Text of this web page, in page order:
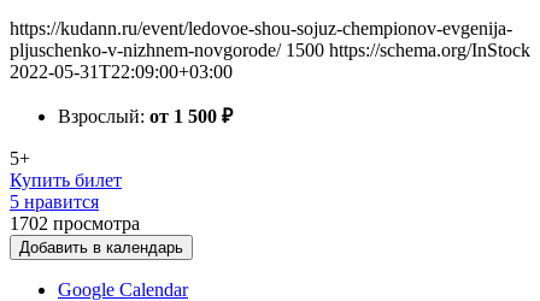
https://kudann.ru/event/ledovoe-shou-sojuz-chempionov-evgenija-
pljuschenko-v-nizhnem-novgorode/ 1500 https://schema.org/InStock
2022-05-31T22:09:00+03:00
Взрослый: от 1 500 ₽
5+
Купить билет
5 нравится
1702 просмотра
Добавить в календарь
Google Calendar